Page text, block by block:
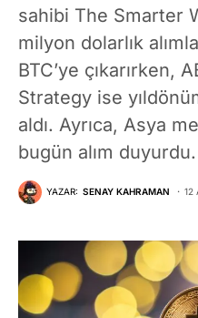
sahibi The Smarter
milyon dolarlık
BTC’ye çıkarırken,
Strategy ise
aldı. Ayrıca, Asya
bugün alım duyurdu.
YAZAR: SENAY KAHRAMAN 12